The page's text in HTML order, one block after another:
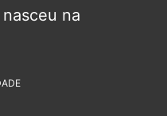
na